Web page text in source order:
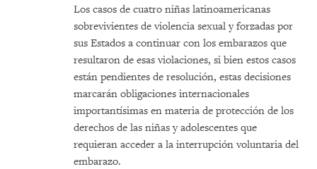
Los casos de cuatro niñas latinoamericanas
sobrevivientes de violencia sexual y forzadas por
sus Estados a continuar con los embarazos que
resultaron de esas violaciones, si bien estos casos
están pendientes de resolución, estas decisiones
marcarán obligaciones internacionales
importantísimas en materia de protección de los
derechos de las niñas y adolescentes que
requieran acceder a la interrupción voluntaria del
embarazo.